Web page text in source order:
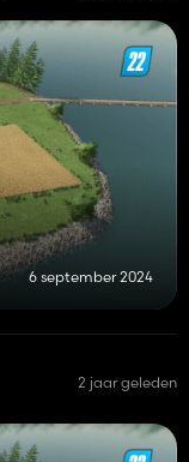
6 september 2024
2 jaar geleden